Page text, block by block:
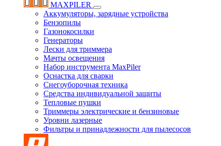
MAXPILER
Аккумуляторы, зарядные устройства
Бензопилы
Газонокосилки
Генераторы
Лески для триммера
Мачты освещения
Набор инструмента MaxPiler
Оснастка для сварки
Снегоуборочная техника
Средства индивидуальной защиты
Тепловые пушки
Триммеры электрические и бензиновые
Уровни лазерные
Фильтры и принадлежности для пылесосов